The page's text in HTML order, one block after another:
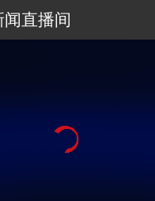
闻直播间